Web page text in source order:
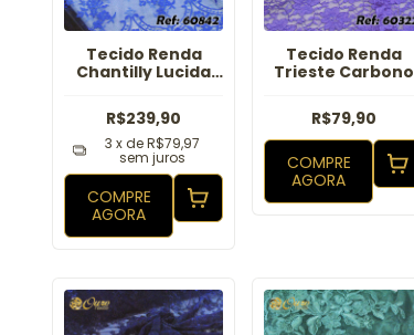
Tecido Renda
Chantilly Lucida
R$239,90
3 x deR$79,97
sem juros
COMPRE
AGORA
Tecido Renda
Trieste Carbono
R$79,90
COMPRE
AGORA